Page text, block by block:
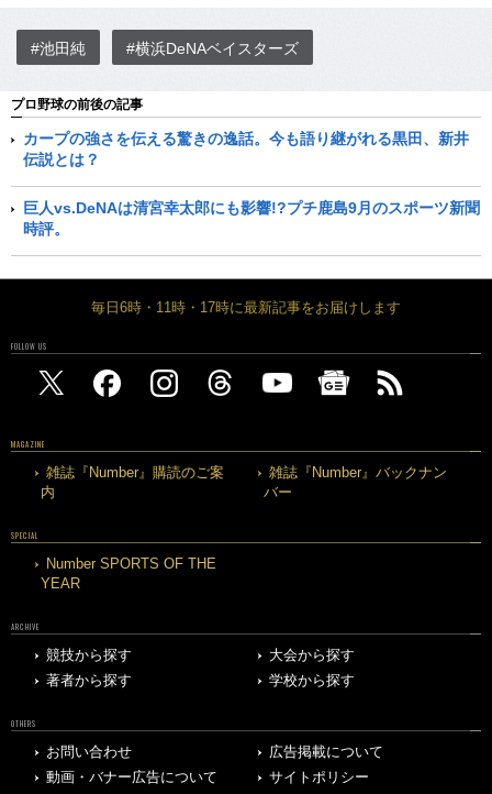
#池田純 #横浜DeNAベイスターズ
プロ野球の前後の記事
カープの強さを伝える驚きの逸話。今も語り継がれる黒田、新井
伝説とは？
巨人vs.DeNAは清宮幸太郎にも影響!?プチ鹿島9月のスポーツ新聞
時評。
毎日6時・11時・17時に最新記事をお届けします
FOLLOW US
MAGAZINE
雑誌『Number』購読のご案
内
雑誌『Number』バックナン
バー
SPECIAL
Number SPORTS OF THE
YEAR
ARCHIVE
競技から探す
大会から探す
著者から探す
学校から探す
OTHERS
お問い合わせ
広告掲載について
動画・バナー広告について
サイトポリシー